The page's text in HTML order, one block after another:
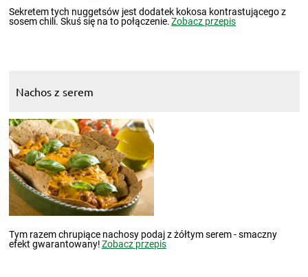
Sekretem tych nuggetsów jest dodatek kokosa kontrastującego z
sosem chili. Skuś się na to połączenie.Zobacz przepis
Nachos z serem
Tym razem chrupiące nachosy podaj z żółtym serem - smaczny
efekt gwarantowany!Zobacz przepis